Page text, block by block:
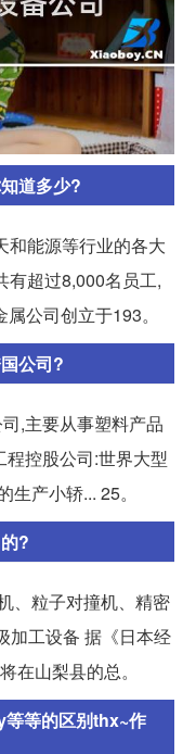
道多少?
和能源等行业的各大
有超过8,000名员工,
公司创立于193。
公司?
,主要从事塑料产品
控股公司:世界大型
产小轿... 25。
?
、粒子对撞机、精密
加工设备 据《日本经
在山梨县的总。
等的区别thx~作